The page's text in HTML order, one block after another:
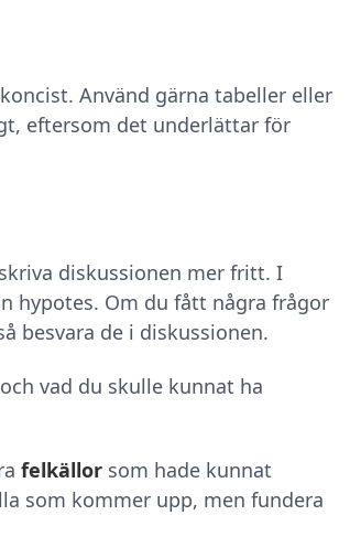
Använd gärna tabeller eller
eftersom det underlättar för
diskussionen mer fritt. I
hypotes. Om du fått några frågor
besvara de i diskussionen.
vad du skulle kunnat ha
felkällor som hade kunnat
som kommer upp, men fundera